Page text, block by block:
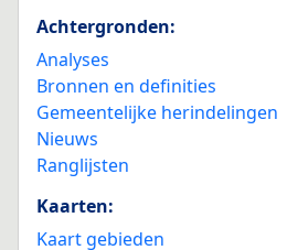
Achtergronden:
Analyses
Bronnen en definities
Gemeentelijke herindelingen
Nieuws
Ranglijsten
Kaarten:
Kaart gebieden